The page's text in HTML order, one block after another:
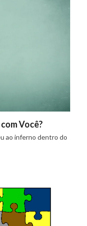
Você?
ao inferno dentro do